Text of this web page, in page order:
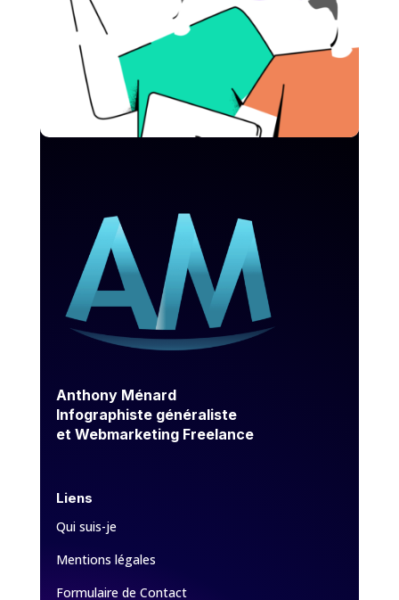
Anthony Ménard
Infographiste généraliste
et Webmarketing Freelance
Liens
Qui suis-je
Mentions légales
Formulaire de Contact